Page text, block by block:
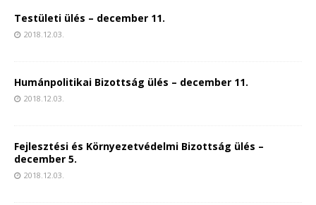
Testületi ülés – december 11.
2018.12.03.
Humánpolitikai Bizottság ülés – december 11.
2018.12.03.
Fejlesztési és Környezetvédelmi Bizottság ülés –
december 5.
2018.12.03.